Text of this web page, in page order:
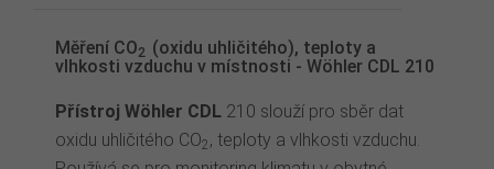
Měření CO2 (oxidu uhličitého), teploty a
vlhkosti vzduchu v místnosti - Wöhler CDL 210
Přístroj Wöhler CDL 210 slouží pro sběr dat
oxidu uhličitého CO2 , teploty a vlhkosti vzduchu.